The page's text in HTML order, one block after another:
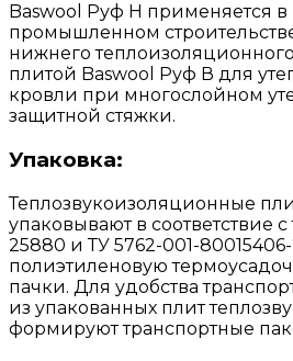
Baswool Руф Н применяется
промышленном
нижнего
плитой Baswool Руф В для
кровли при многослойном
защитной стяжки.
Упаковка:
Теплозвукоизоляционные
упаковывают в соответствие
25880 и ТУ 5762-001-
полиэтиленовую
пачки. Для удобства
из упакованных плит
формируют транспортные